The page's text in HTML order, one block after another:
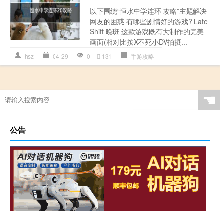
以下围绕“恒水中学连环 攻略”主题解决
网友的困惑 有哪些剧情好的游戏? Late
Shift 晚班 这款游戏既有大制作的完美
画面(相对比按X不死小DV拍摄...
hsz 04-29 0 131 手游攻略
☚
公告